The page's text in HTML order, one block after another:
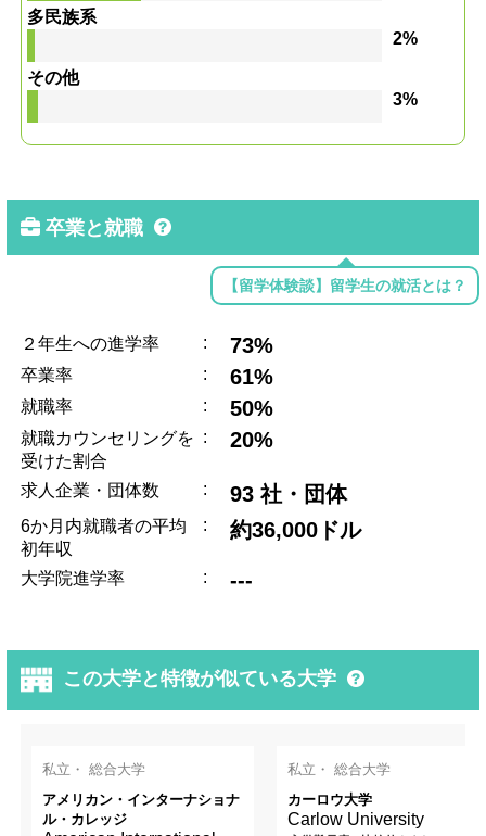
多民族系
2%
その他
3%
卒業と就職
【留学体験談】留学生の就活とは？
２年生への進学率 : 73%
卒業率 : 61%
就職率 : 50%
就職カウンセリングを
受けた割合
: 20%
求人企業・団体数 : 93 社・団体
6か月内就職者の平均
初年収
: 約36,000ドル
大学院進学率 : ---
この大学と特徴が似ている大学
私立・ 総合大学
アメリカン・インターナショナ
ル・カレッジ
私立・ 総合大学
カーロウ大学
Carlow University